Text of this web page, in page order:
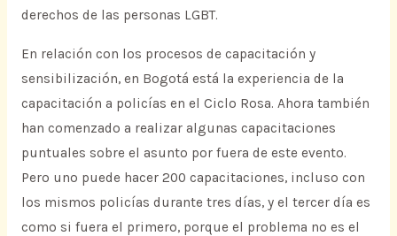
derechos de las personas LGBT.
En relación con los procesos de capacitación y
sensibilización, en Bogotá está la experiencia de la
capacitación a policías en el Ciclo Rosa. Ahora también
han comenzado a realizar algunas capacitaciones
puntuales sobre el asunto por fuera de este evento.
Pero uno puede hacer 200 capacitaciones, incluso con
los mismos policías durante tres días, y el tercer día es
como si fuera el primero, porque el problema no es el